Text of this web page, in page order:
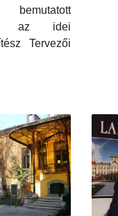
bemutatott
az idei
Tervezői